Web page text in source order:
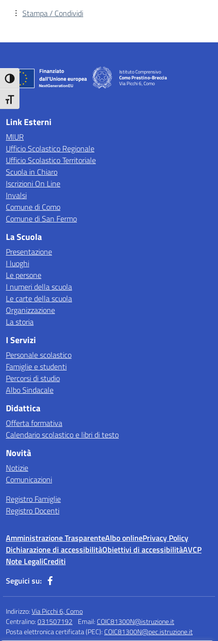
Attiva/disattiva alto contrasto
Attiva/disattiva dimensione testo
Stampa / Condividi
Istituto Comprensivo
Como Prestino-Breccia
Via Picchi 6, Como
— Visita la pagina iniziale della scuola
Link Esterni
MIUR
Ufficio Scolastico Regionale
Ufficio Scolastico Territoriale
Scuola in Chiaro
Iscrizioni On Line
Invalsi
Comune di Como
Comune di San Fermo
La Scuola
Presentazione
I luoghi
Le persone
I numeri della scuola
Le carte della scuola
Organizzazione
La storia
I Servizi
Personale scolastico
Famiglie e studenti
Percorsi di studio
Albo Sindacale
Didattica
Offerta formativa
Calendario scolastico e libri di testo
Novità
Notizie
Comunicazioni
Registro Famiglie
Registro Docenti
Amministrazione TrasparenteAlbo onlinePrivacy Policy
Dichiarazione di accessibilitàObiettivi di accessibilitàAVCP
Note LegaliCrediti
Seguici su:
Indirizzo:Via Picchi 6, Como
Centralino:031507192 Email: COIC81300N@istruzione.it
Posta elettronica certificata (PEC): COIC81300N@pec.istruzione.it